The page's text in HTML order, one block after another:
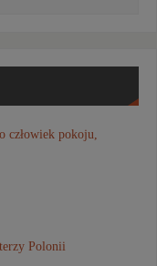
człowiek pokoju,
Polonii